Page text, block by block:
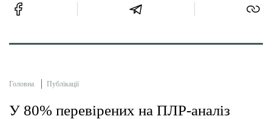
Головна Публікації
У 80% перевірених на ПЛР-аналіз